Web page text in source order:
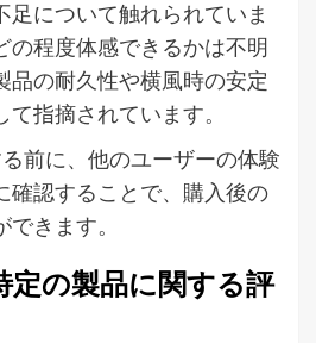
足について触れられていま
の程度体感できるかは不明
品の耐久性や横風時の安定
指摘されています。
前に、他のユーザーの体験
確認することで、購入後の
きます。
の製品に関する評